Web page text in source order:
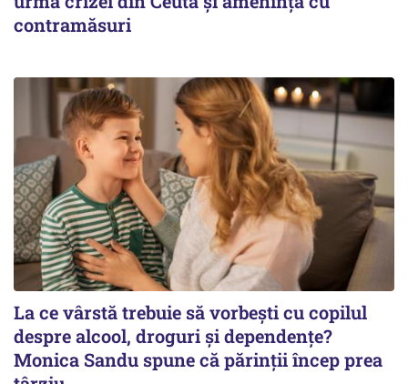
contramăsuri
La ce vârstă trebuie să vorbești cu copilul
despre alcool, droguri și dependențe?
Monica Sandu spune că părinții încep prea